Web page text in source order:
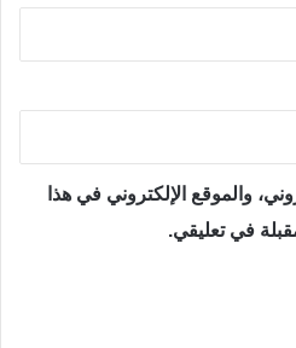
والموقع الإلكتروني في هذا
في تعليقي.